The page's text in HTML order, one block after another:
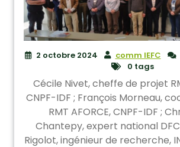
2 octobre 2024 comm IEFC
0 tags
Cécile Nivet, cheffe de projet
CNPF-IDF ; François Morneau,
RMT AFORCE, CNPF-IDF ;
Chantepy, expert national
Rigolot, ingénieur de recherche,